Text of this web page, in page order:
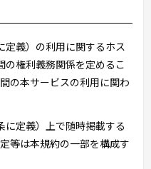
定義）の利用に関するホス
の権利義務関係を定めるこ
の本サービスの利用に関わ
に定義）上で随時掲載する
等は本規約の一部を構成す